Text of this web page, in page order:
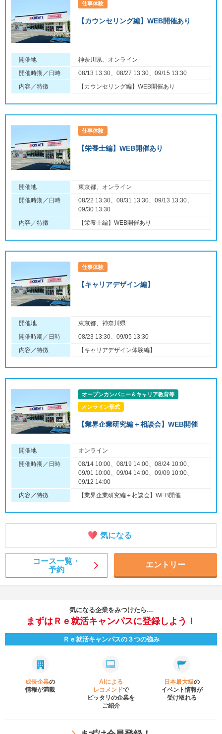
仕事体験
【カウンセリング編】WEB開催あり
開催地
神奈川県、オンライン
開催時期／日時
08/13 13:30、08/27 13:30、09/15 13:30
内容／特徴
【カウンセリング編】WEB開催あり
仕事体験
【栄養士編】WEB開催あり
開催地
東京都、オンライン
開催時期／日時
08/22 13:30、08/31 13:30、09/13 13:30、
09/30 13:30
内容／特徴
【栄養士編】WEB開催あり
仕事体験
【キャリアデザイン編】
開催地
東京都、神奈川県
開催時期／日時
08/23 13:30、09/05 13:30
内容／特徴
【キャリアデザイン体験編】
オープンカンパニー＆キャリア教育等
オンライン形式
【業界企業研究編＋相談会】WEB開催
開催地
オンライン
開催時期／日時
08/14 10:00、08/19 14:00、08/24 10:00、
09/01 10:00、09/04 14:00、09/09 10:00、
09/12 14:00
内容／特徴
【業界企業研究編＋相談会】WEB開催
気になる
コース一覧・
予約
エントリー
気になる企業をみつけたら…
まずはＲｅ就活キャンパスに登録しよう！
Ｒｅ就活キャンパスの３つの強み
成長企業の
情報が満載
AIによる
レコメンドで
ピッタリの企業を
ご紹介
日本最大級の
イベント情報が
受け取れる